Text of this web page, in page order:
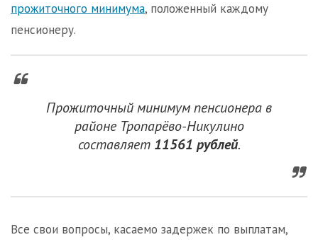
прожиточного минимума, положенный каждому
пенсионеру.
Прожиточный минимум пенсионера в
районе Тропарёво-Никулино
составляет 11561 рублей.
Все свои вопросы, касаемо задержек по выплатам,